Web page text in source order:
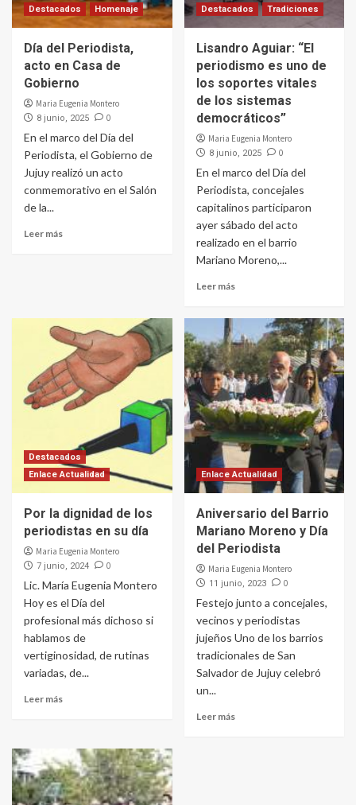
Destacados Homenaje
Día del Periodista,
acto en Casa de
Gobierno
Maria Eugenia Montero
8 junio, 2025 0
En el marco del Día del
Periodista, el Gobierno de
Jujuy realizó un acto
conmemorativo en el Salón
de la...
Leer más
Destacados Tradiciones
Lisandro Aguiar: “El
periodismo es uno de
los soportes vitales
de los sistemas
democráticos”
Maria Eugenia Montero
8 junio, 2025 0
En el marco del Día del
Periodista, concejales
capitalinos participaron
ayer sábado del acto
realizado en el barrio
Mariano Moreno,...
Leer más
Destacados
Enlace Actualidad
Por la dignidad de los
periodistas en su día
Maria Eugenia Montero
7 junio, 2024 0
Lic. María Eugenia Montero
Hoy es el Día del
profesional más dichoso si
hablamos de
vertiginosidad, de rutinas
variadas, de...
Leer más
Enlace Actualidad
Aniversario del Barrio
Mariano Moreno y Día
del Periodista
Maria Eugenia Montero
11 junio, 2023 0
Festejo junto a concejales,
vecinos y periodistas
jujeños Uno de los barrios
tradicionales de San
Salvador de Jujuy celebró
un...
Leer más